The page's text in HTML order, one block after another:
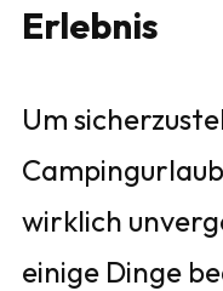
Erlebnis
Um
wirklich
einige Dinge